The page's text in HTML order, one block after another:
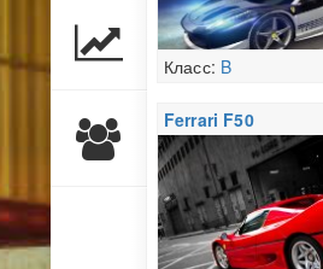
Класс: B
Ferrari F50